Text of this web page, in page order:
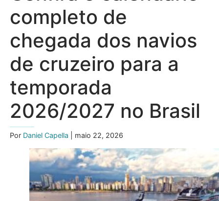
completo de
chegada dos navios
de cruzeiro para a
temporada
2026/2027 no Brasil
Por Daniel Capella | maio 22, 2026